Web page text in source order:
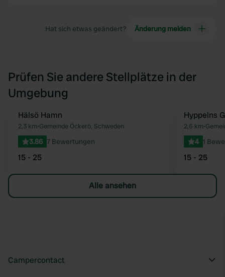
Hat sich etwas geändert? Änderung melden
Prüfen Sie andere Stellplätze in der
Umgebung
Hälsö Hamn
2,3 km•Gemeinde Öckerö, Schweden
3.86 7 Bewertungen
15 - 25
Hyppelns
2,6 km•
4 1
15 - 25
Alle ansehen
Campercontact